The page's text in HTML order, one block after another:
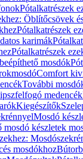
Pótalkatrészek
Öblítőcsövek
Pótalkatrészek
karimák
Pótalkatrészek
mosdók
Comfort
További
medencék
Kiegészítők
Mosdó
készletek
mosdókhoz